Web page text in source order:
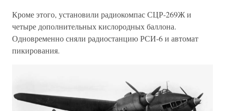
Кроме этого, установили радиокомпас СЦР-269Ж и
четыре дополнительных кислородных баллона.
Одновременно сняли радиостанцию РСИ-6 и автомат
пикирования.